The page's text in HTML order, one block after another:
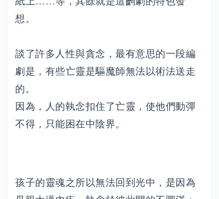
想。
談了許多人性與貪念，最有意思的一段編
劇是，有些亡靈是驅魔師無法以術法送走
的。
因為，人的執念扣住了亡靈，使他們動彈
不得，只能困在中陰界。
孩子的靈魂之所以無法回到光中，是因為